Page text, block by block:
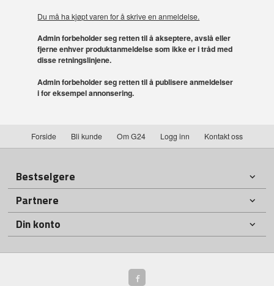
Du må ha kjøpt varen for å skrive en anmeldelse.
Admin forbeholder seg retten til å akseptere, avslå eller
fjerne enhver produktanmeldelse som ikke er i tråd med
disse retningslinjene.
Admin forbeholder seg retten til å publisere anmeldelser
i for eksempel annonsering.
Forside Bli kunde Om G24 Logg inn Kontakt oss
Bestselgere
Partnere
Din konto